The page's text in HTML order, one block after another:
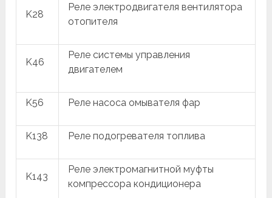
K28
Реле электродвигателя вентилятора
отопителя
K46
Реле системы управления
двигателем
K56 Реле насоса омывателя фар
K138 Реле подогревателя топлива
K143
Реле электромагнитной муфты
компрессора кондиционера